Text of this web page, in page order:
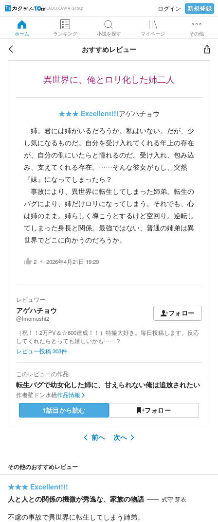
KADOKAWA Group ログイン 新規登録
ホーム ランキング 小説を探す マイページ その他
おすすめレビュー
異世界に、俺とロリ化した姉二人
★★★ Excellent!!!アゲハチョウ
姉。君には姉がいるだろうか。私はいない。だが、少
し気になるものだ。自分を受け入れてくれる年上の存在
が、自分の側にいたらと憧れるのだ。受け入れ、包み込
み、支えてくれる存在。……そんな彼女がもし、突然
『妹』になってしまったら？
事故により、異世界に転生してしまった姉弟。転生の
バグにより、姉だけロリになってしまう。それでも、心
は姉のまま。姉らしく導こうとするけど空回り。逆転し
てしまった身長と関係。最強ではない、普通の姉弟は異
世界でどこに向かうのだろうか。
2 2026年4月21日 19:29
レビュワー
アゲハチョウ
@Imomushi2
フォロー
（祝！！2万PV＆☆600達成！！）特撮大好き。毎日投稿します。反応
してくれたらとっても嬉しいかも……？
レビュー投稿303件
このレビューの作品
転生バグで幼女化した姉に、甘えられない俺は追放されたい
作者壁ドン水槽作品情報
1話目から読む フォロー
前へ 次へ
その他のおすすめレビュー
★★★ Excellent!!!
人と人との関係の機微が秀逸な、家族の物語
式守 芽衣
不慮の事故で異世界に転生してしまう姉弟。